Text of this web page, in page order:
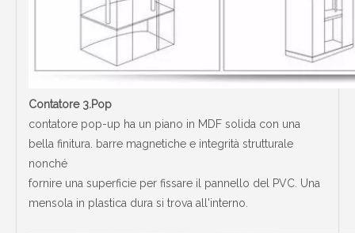
Contatore 3.Pop
contatore pop-up ha un piano in MDF solida con una
bella finitura. barre magnetiche e integrità strutturale
nonché
fornire una superficie per fissare il pannello del PVC. Una
mensola in plastica dura si trova all'interno.